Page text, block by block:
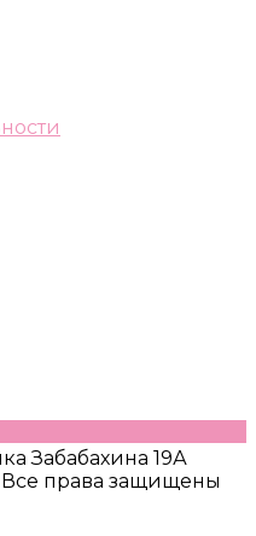
Забабахина 19А
Все права защищены